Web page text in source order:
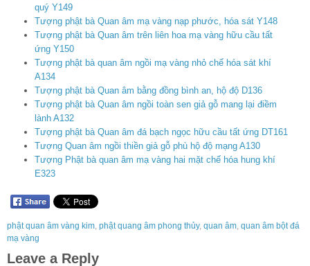
quý Y149
Tượng phật bà Quan âm mạ vàng nạp phước, hóa sát Y148
Tượng phật bà Quan âm trên liên hoa mạ vàng hữu cầu tất
ứng Y150
Tượng phật bà quan âm ngồi mạ vàng nhỏ chế hóa sát khí
A134
Tượng phật bà Quan âm bằng đồng bình an, hộ độ D136
Tượng phật bà Quan âm ngồi toàn sen giả gỗ mang lại điềm
lành A132
Tượng phật bà Quan âm đá bạch ngọc hữu cầu tất ứng DT161
Tượng Quan âm ngồi thiền giả gỗ phù hộ độ mạng A130
Tượng Phật bà quan âm mạ vàng hai mặt chế hóa hung khí
E323
phật quan âm vàng kim phật quang âm phong thủy, quan âm quan âm bột đá
mạ vàng
Leave a Reply